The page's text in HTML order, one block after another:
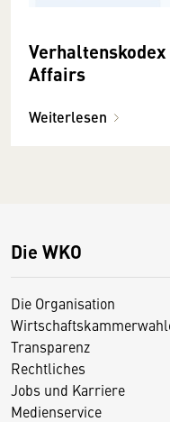
Affairs
Weiterlesen
Die WKO
Die Organisation
Transparenz
Rechtliches
Jobs und Karriere
Medienservice